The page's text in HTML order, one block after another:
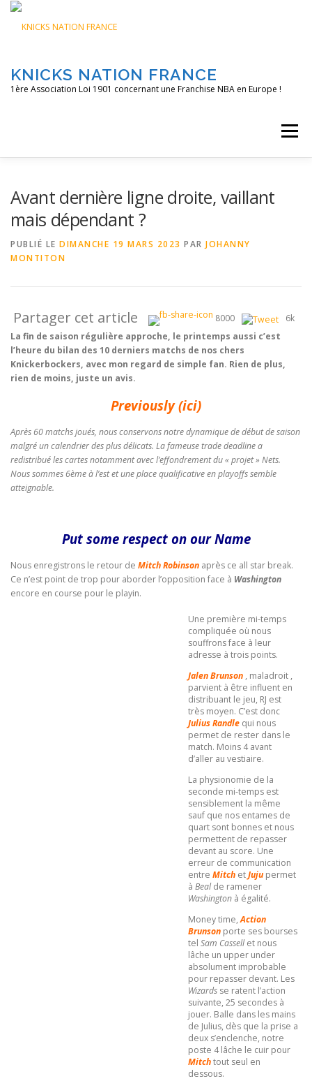
Aller
contenu
KNICKS NATION FRANCE
1ère Association Loi 1901 concernant une Franchise NBA en Europe !
Menu
Avant dernière ligne droite, vaillant
mais dépendant ?
PUBLIÉ LE DIMANCHE 19 MARS 2023 PAR JOHANNY
MONTITON
Partager cet article 8000
6k
La fin de saison régulière approche, le printemps aussi c’est
l’heure du bilan des 10 derniers matchs de nos chers
Knickerbockers, avec mon regard de simple fan. Rien de plus,
rien de moins, juste un avis.
Previously(ici)
Après 60 matchs joués, nous conservons notre dynamique de début de saison
malgré un calendrier des plus délicats. La fameuse trade deadline a
redistribué les cartes notamment avec l’effondrement du « projet » Nets.
Nous sommes 6ème à l’est et une place qualificative en playoffs semble
atteignable.
Put some respect on our Name
Nous enregistrons le retour de Mitch Robinson après ce all star break.
Ce n’est point de trop pour aborder l’opposition face à Washington
encore en course pour le playin.
Une première mi-temps
compliquée où nous
souffrons face à leur
adresse à trois points.
Jalen Brunson , maladroit ,
parvient à être influent en
distribuant le jeu, RJ est
très moyen. C’est donc
Julius Randle qui nous
permet de rester dans le
match. Moins 4 avant
d’aller au vestiaire.
La physionomie de la
seconde mi-temps est
sensiblement la même
sauf que nos entames de
quart sont bonnes et nous
permettent de repasser
devant au score. Une
erreur de communication
entre Mitch etJuju permet
à Bealde ramener
Washington à égalité.
Money time,Action
Brunson porte ses bourses
tel Sam Cassellet nous
lâche un upper under
absolument improbable
pour repasser devant. Les
Wizards se ratent l’action
suivante, 25 secondes à
jouer. Balle dans les mains
de Julius, dès que la prise a
deux s’enclenche, notre
poste 4 lâche le cuir pour
Mitchtout seul en
dessous.